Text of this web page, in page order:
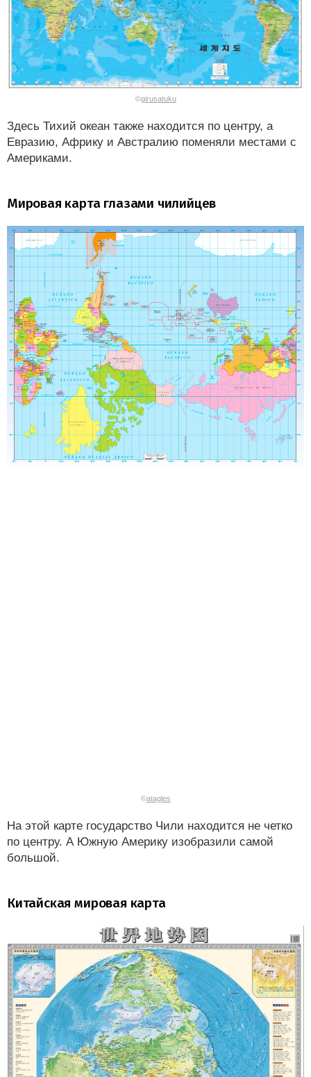
©girusatuku
Здесь Тихий океан также находится по центру, а
Евразию, Африку и Австралию поменяли местами с
Америками.
Мировая карта глазами чилийцев
©atagles
На этой карте государство Чили находится не четко
по центру. А Южную Америку изобразили самой
большой.
Китайская мировая карта